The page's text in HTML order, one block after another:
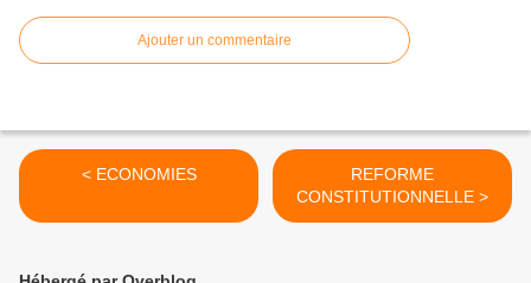
Ajouter un commentaire
< ECONOMIES
REFORME
CONSTITUTIONNELLE >